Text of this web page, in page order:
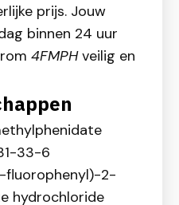
prijs. Jouw
binnen 24 uur
4FMPHveilig en
33-6
fluorophenyl)-2-
hydrochloride